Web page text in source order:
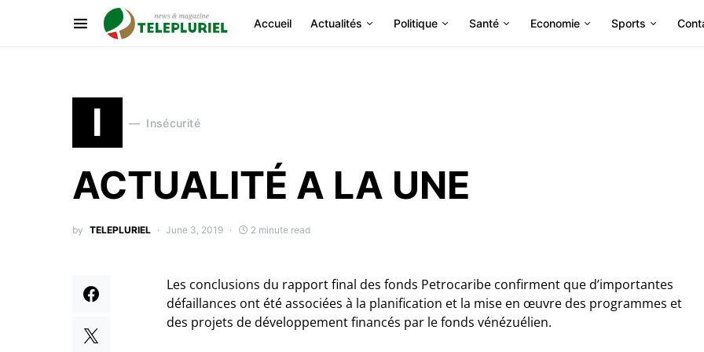
Accueil Actualités Politique Santé Economie Sports
I Insécurité
ACTUALITÉ A LA UNE
by TELEPLURIEL June 3, 2019 2 minute read
Les conclusions du rapport final des fonds Petrocaribe confirment que d’importantes
défaillances ont été associées à la planification et la mise en œuvre des programmes et
des projets de développement financés par le fonds vénézuélien.